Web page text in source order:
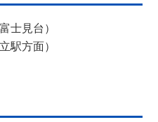
士見台）
駅方面）